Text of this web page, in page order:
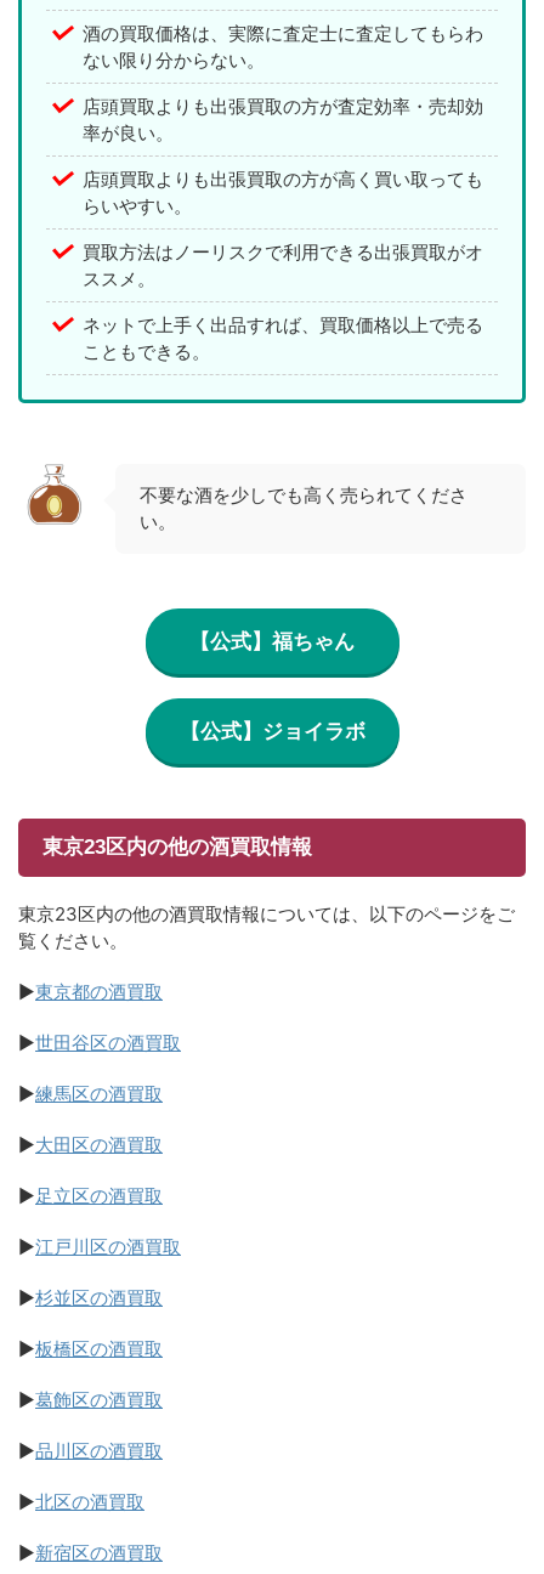
酒の買取価格は、実際に査定士に査定してもらわ
ない限り分からない。
店頭買取よりも出張買取の方が査定効率・売却効
率が良い。
店頭買取よりも出張買取の方が高く買い取っても
らいやすい。
買取方法はノーリスクで利用できる出張買取がオ
ススメ。
ネットで上手く出品すれば、買取価格以上で売る
こともできる。
不要な酒を少しでも高く売られてくださ
い。
【公式】福ちゃん
【公式】ジョイラボ
東京23区内の他の酒買取情報
東京23区内の他の酒買取情報については、以下のページをご
覧ください。
▶東京都の酒買取
▶世田谷区の酒買取
▶練馬区の酒買取
▶大田区の酒買取
▶足立区の酒買取
▶江戸川区の酒買取
▶杉並区の酒買取
▶板橋区の酒買取
▶葛飾区の酒買取
▶品川区の酒買取
▶北区の酒買取
▶新宿区の酒買取